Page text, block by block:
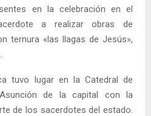
en la celebración en el
a realizar obras de
ternura «las llagas de Jesús»,
tuvo lugar en la Catedral de
de la capital con la
de los sacerdotes del estado.